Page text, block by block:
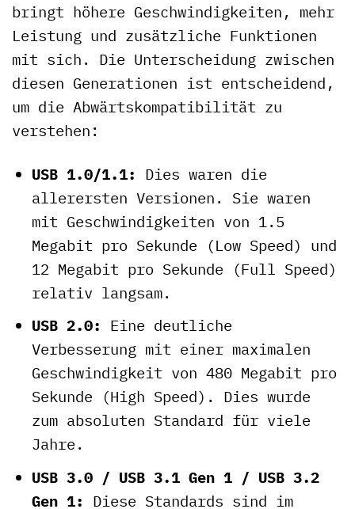
bringt höhere Geschwindigkeiten, mehr
Leistung und zusätzliche Funktionen
mit sich. Die Unterscheidung zwischen
diesen Generationen ist entscheidend,
um die Abwärtskompatibilität zu
verstehen:
USB 1.0/1.1: Dies waren die
allerersten Versionen. Sie waren
mit Geschwindigkeiten von 1.5
Megabit pro Sekunde (Low Speed) und
12 Megabit pro Sekunde (Full Speed)
relativ langsam.
USB 2.0: Eine deutliche
Verbesserung mit einer maximalen
Geschwindigkeit von 480 Megabit pro
Sekunde (High Speed). Dies wurde
zum absoluten Standard für viele
Jahre.
USB 3.0 / USB 3.1 Gen 1 / USB 3.2
Gen 1: Diese Standards sind im